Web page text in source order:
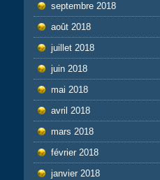
septembre 2018
août 2018
juillet 2018
juin 2018
mai 2018
avril 2018
mars 2018
février 2018
janvier 2018